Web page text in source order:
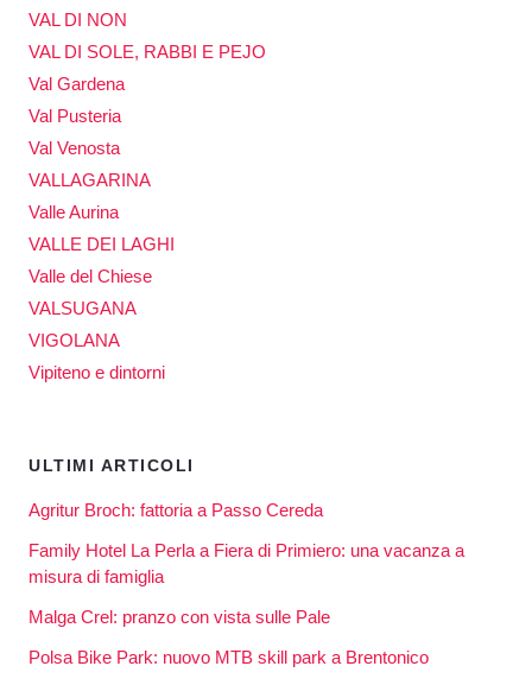
VAL DI NON
VAL DI SOLE, RABBI E PEJO
Val Gardena
Val Pusteria
Val Venosta
VALLAGARINA
Valle Aurina
VALLE DEI LAGHI
Valle del Chiese
VALSUGANA
VIGOLANA
Vipiteno e dintorni
ULTIMI ARTICOLI
Agritur Broch: fattoria a Passo Cereda
Family Hotel La Perla a Fiera di Primiero: una vacanza a
misura di famiglia
Malga Crel: pranzo con vista sulle Pale
Polsa Bike Park: nuovo MTB skill park a Brentonico